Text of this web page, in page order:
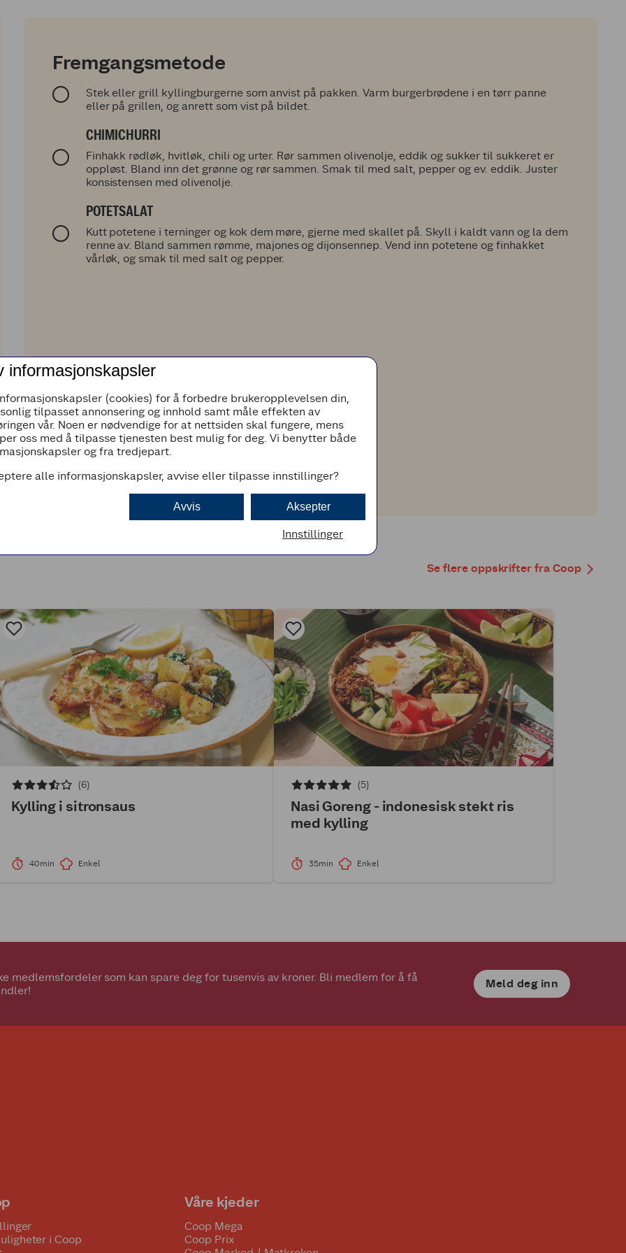
Fremgangsmetode
Stek eller grill kyllingburgerne som anvist på pakken. Varm burgerbrødene i en tørr panne
eller på grillen, og anrett som vist på bildet.
CHIMICHURRI
Finhakk rødløk, hvitløk, chili og urter. Rør sammen olivenolje, eddik og sukker til sukkeret er
oppløst. Bland inn det grønne og rør sammen. Smak til med salt, pepper og ev. eddik. Juster
konsistensen med olivenolje.
POTETSALAT
Kutt potetene i terninger og kok dem møre, gjerne med skallet på. Skyll i kaldt vann og la dem
renne av. Bland sammen rømme, majones og dijonsennep. Vend inn potetene og finhakket
vårløk, og smak til med salt og pepper.
Se flere oppskrifter fra Coop
(6)
Kylling i sitronsaus
40min Enkel
(5)
Nasi Goreng - indonesisk stekt ris
med kylling
35min Enkel
medlemsfordeler som kan spare deg for tusenvis av kroner. Bli medlem for å få
Meld deg inn
i Coop
Våre kjeder
Coop Mega
Coop Prix
informasjonskapsler
(cookies) for å forbedre brukeropplevelsen din,
tilpasset annonsering og innhold samt måle effekten av
vår. Noen er nødvendige for at nettsiden skal fungere, mens
oss med å tilpasse tjenesten best mulig for deg. Vi benytter både
og fra tredjepart.
alle informasjonskapsler, avvise eller tilpasse innstillinger?
Aksepter
Avvis
Innstillinger